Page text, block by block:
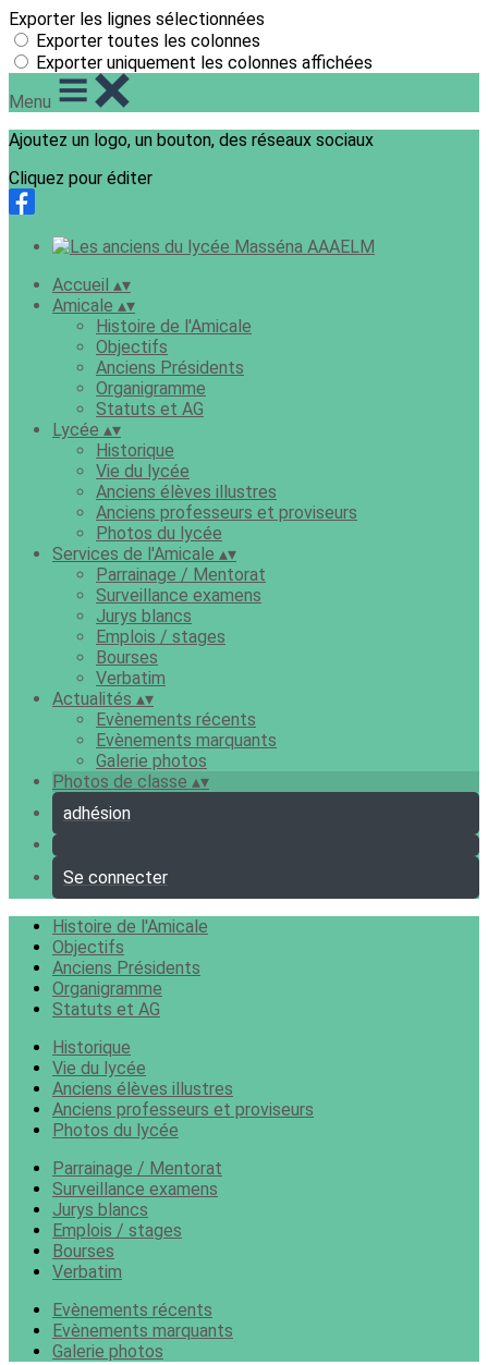
Exporter les lignes sélectionnées
Exporter toutes les colonnes
Exporter uniquement les colonnes affichées
Menu
Ajoutez un logo, un bouton, des réseaux sociaux
Cliquez pour éditer
Accueil ▴▾
Amicale ▴▾
Histoire de l'Amicale
Objectifs
Anciens Présidents
Organigramme
Statuts et AG
Lycée ▴▾
Historique
Vie du lycée
Anciens élèves illustres
Anciens professeurs et proviseurs
Photos du lycée
Services de l'Amicale ▴▾
Parrainage / Mentorat
Surveillance examens
Jurys blancs
Emplois / stages
Bourses
Verbatim
Actualités ▴▾
Evènements récents
Evènements marquants
Galerie photos
Photos de classe ▴▾
adhésion
Se connecter
Histoire de l'Amicale
Objectifs
Anciens Présidents
Organigramme
Statuts et AG
Historique
Vie du lycée
Anciens élèves illustres
Anciens professeurs et proviseurs
Photos du lycée
Parrainage / Mentorat
Surveillance examens
Jurys blancs
Emplois / stages
Bourses
Verbatim
Evènements récents
Evènements marquants
Galerie photos